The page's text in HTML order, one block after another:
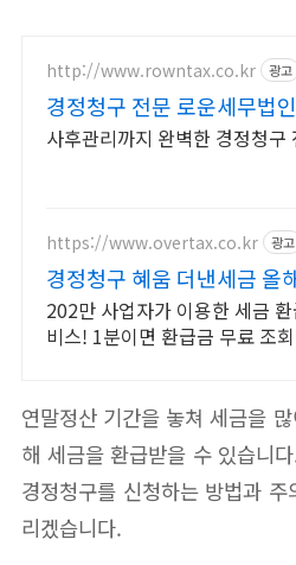
http://www.rowntax.co.kr 광고
경정청구 전문 로운세무법인
사후관리까지 완벽한 경정청구
https://www.overtax.co.kr 광고
경정청구 혜움 더낸세금 올
수령 환급금 조회
202만 사업자가 이용한 세금 환
비스! 1분이면 환급금 무료 조
연말정산 기간을 놓쳐 세금을
해 세금을 환급받을 수 있습니
경정청구를 신청하는 방법과
리겠습니다.